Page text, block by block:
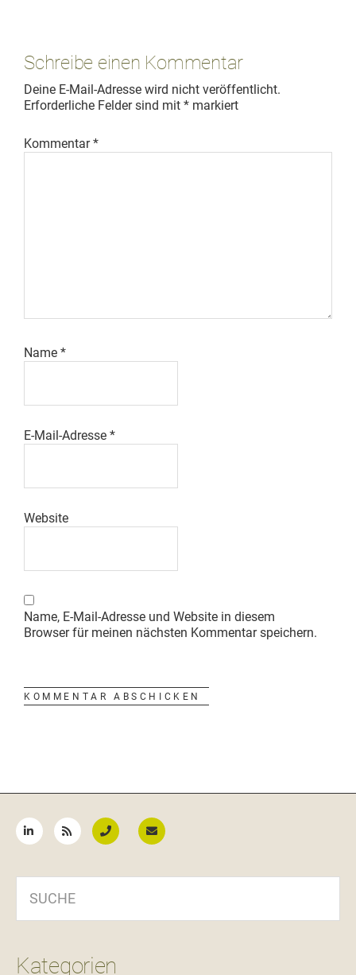
Interaktionen
Schreibe einen Kommentar
Deine E-Mail-Adresse wird nicht veröffentlicht.
Erforderliche Felder sind mit * markiert
Kommentar*
Name *
E-Mail-Adresse *
Website
Name, E-Mail-Adresse und Website in diesem
Browser für meinen nächsten Kommentar speichern.
Kategorien